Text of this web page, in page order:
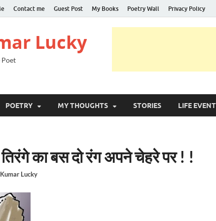
Contact me Guest Post My Books Poetry Wall Privacy Policy
Lucky
Poet
POETRY MY THOUGHTS STORIES LIFE
का बस दो रंग अपने चेहरे पर ! !
Lucky